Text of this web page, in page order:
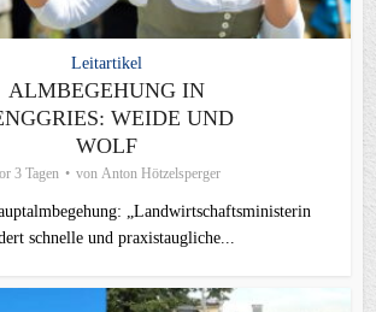
Leitartikel
ALMBEGEHUNG IN
WEIDE UND
WOLF
3 Tagen von Anton Hötzelsperger
„Landwirtschaftsministerin
schnelle und praxistaugliche...